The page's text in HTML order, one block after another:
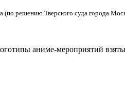
решению Тверского суда города
аниме-мероприятий